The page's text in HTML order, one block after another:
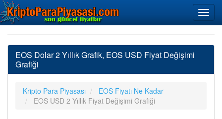
EOS Dolar 2 Yıllık Grafik, EOS USD Fiyat Değişimi
Grafiği
Kripto Para Piyasası
EOS Fiyatı Ne Kadar
EOS USD 2 Yıllık Fiyat Değişimi Grafiği